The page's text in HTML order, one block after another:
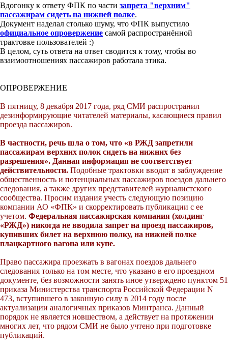
Вдогонку к ответу ФПК по части запрета "верхним"
пассажирам сидеть на нижней полке.
Документ наделал столько шуму, что ФПК выпустило
официальное опровержение самой распространённой
трактовке пользователей :)
В целом, суть ответа на ответ сводится к тому, чтобы во
взаимоотношениях пассажиров работала этика.
ОПРОВЕРЖЕНИЕ
В пятницу, 8 декабря 2017 года, ряд СМИ распространил
дезинформирующие читателей материалы, касающиеся правил
проезда пассажиров.
В частности, речь шла о том, что «в РЖД запретили
пассажирам верхних полок сидеть на нижних без
разрешения». Данная информация не соответствует
действительности. Подобные трактовки вводят в заблуждение
общественность и потенциальных пассажиров поездов дальнего
следования, а также других представителей журналистского
сообщества. Просим издания учесть следующую позицию
компании АО «ФПК» и скорректировать публикации с ее
учетом. Федеральная пассажирская компания (холдинг
«РЖД») никогда не вводила запрет на проезд пассажиров,
купивших билет на верхнюю полку, на нижней полке
плацкартного вагона или купе.
Право пассажира проезжать в вагонах поездов дальнего
следования только на том месте, что указано в его проездном
документе, без возможности занять иное утверждено пунктом 51
приказа Министерства транспорта Российской Федерации N
473, вступившего в законную силу в 2014 году после
актуализации аналогичных приказов Минтранса. Данный
порядок не является новшеством, а действует на протяжении
многих лет, что рядом СМИ не было учтено при подготовке
публикаций.